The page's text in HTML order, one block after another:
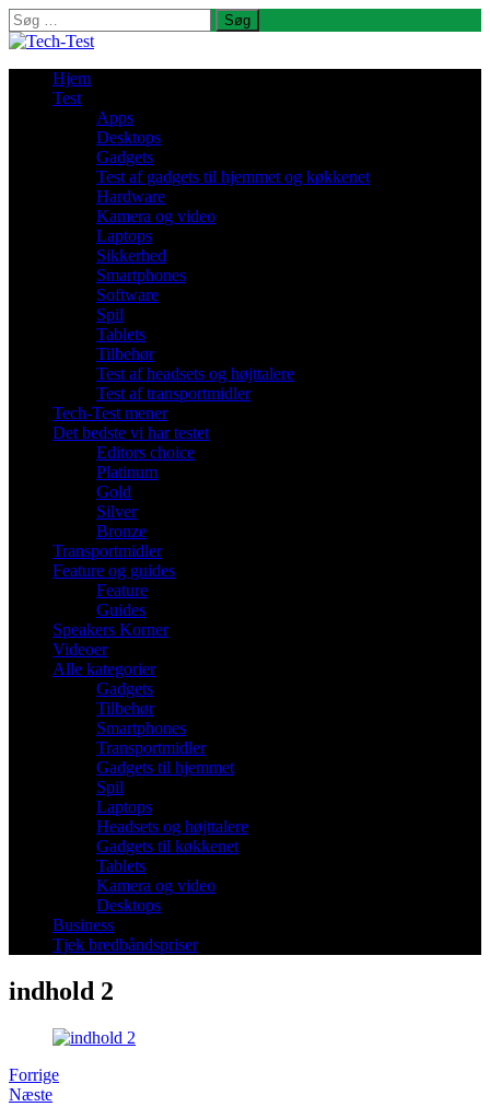
Søg
efter:
Hjem
Test
Apps
Desktops
Gadgets
Test af gadgets til hjemmet og køkkenet
Hardware
Kamera og video
Laptops
Sikkerhed
Smartphones
Software
Spil
Tablets
Tilbehør
Test af headsets og højttalere
Test af transportmidler
Tech-Test mener
Det bedste vi har testet
Editors choice
Platinum
Gold
Silver
Bronze
Transportmidler
Feature og guides
Feature
Guides
Speakers Korner
Videoer
Alle kategorier
Gadgets
Tilbehør
Smartphones
Transportmidler
Gadgets til hjemmet
Spil
Laptops
Headsets og højttalere
Gadgets til køkkenet
Tablets
Kamera og video
Desktops
Business
Tjek bredbåndspriser
indhold 2
Forrige
Næste